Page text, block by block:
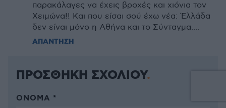
παρακάλαγες να έχεις βροχές και χιόνια τον
Χειμώνα!! Και που είσαι σού έχω νέα: Έλλάδα
δεν είναι μόνο η Αθήνα και το Σύνταγμα....
ΑΠΑΝΤΗΣΗ
ΠΡΟΣΘΗΚΗ ΣΧΟΛΙΟΥ
ΌΝΟΜΑ *